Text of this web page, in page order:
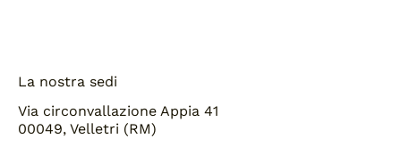
La nostra sedi
Via circonvallazione Appia 41
00049, Velletri (RM)